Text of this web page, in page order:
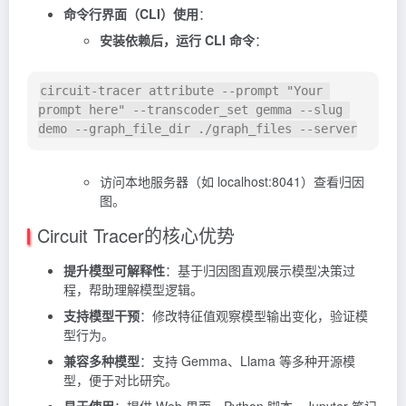
命令行界面（CLI）使用：
安装依赖后，运行 CLI 命令：
circuit-tracer attribute --prompt
"Your
prompt here"
--transcoder_set gemma
--slug
demo
--graph_file_dir ./graph_files --server
访问本地服务器（如 localhost:8041）查看归因
图。
Circuit Tracer的核心优势
提升模型可解释性：基于归因图直观展示模型决策过
程，帮助理解模型逻辑。
支持模型干预：修改特征值观察模型输出变化，验证模
型行为。
兼容多种模型：支持 Gemma、Llama 等多种开源模
型，便于对比研究。